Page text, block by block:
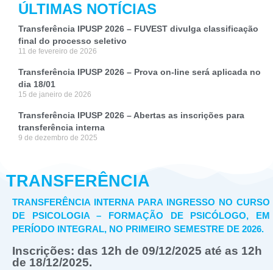
ÚLTIMAS NOTÍCIAS
Transferência IPUSP 2026 – FUVEST divulga classificação
final do processo seletivo
11 de fevereiro de 2026
Transferência IPUSP 2026 – Prova on-line será aplicada no
dia 18/01
15 de janeiro de 2026
Transferência IPUSP 2026 – Abertas as inscrições para
transferência interna
9 de dezembro de 2025
TRANSFERÊNCIA
TRANSFERÊNCIA INTERNA PARA INGRESSO NO CURSO
DE PSICOLOGIA – FORMAÇÃO DE PSICÓLOGO, EM
PERÍODO INTEGRAL, NO PRIMEIRO SEMESTRE DE 2026.
Inscrições: das 12h de 09/12/2025 até as 12h
de 18/12/2025.